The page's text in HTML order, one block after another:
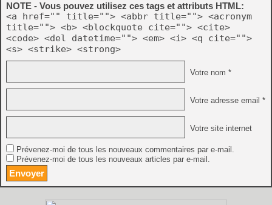
NOTE - Vous pouvez utilisez ces tags et attributs HTML:
<a href="" title=""> <abbr title=""> <acronym
title=""> <b> <blockquote cite=""> <cite>
<code> <del datetime=""> <em> <i> <q cite="">
<s> <strike> <strong>
Votre nom *
Votre adresse email *
Votre site internet
Prévenez-moi de tous les nouveaux commentaires par e-mail.
Prévenez-moi de tous les nouveaux articles par e-mail.